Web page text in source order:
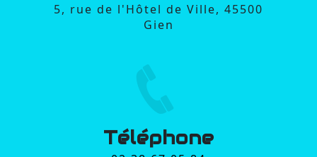
5, rue de l'Hôtel de Ville, 45500
Gien
Téléphone